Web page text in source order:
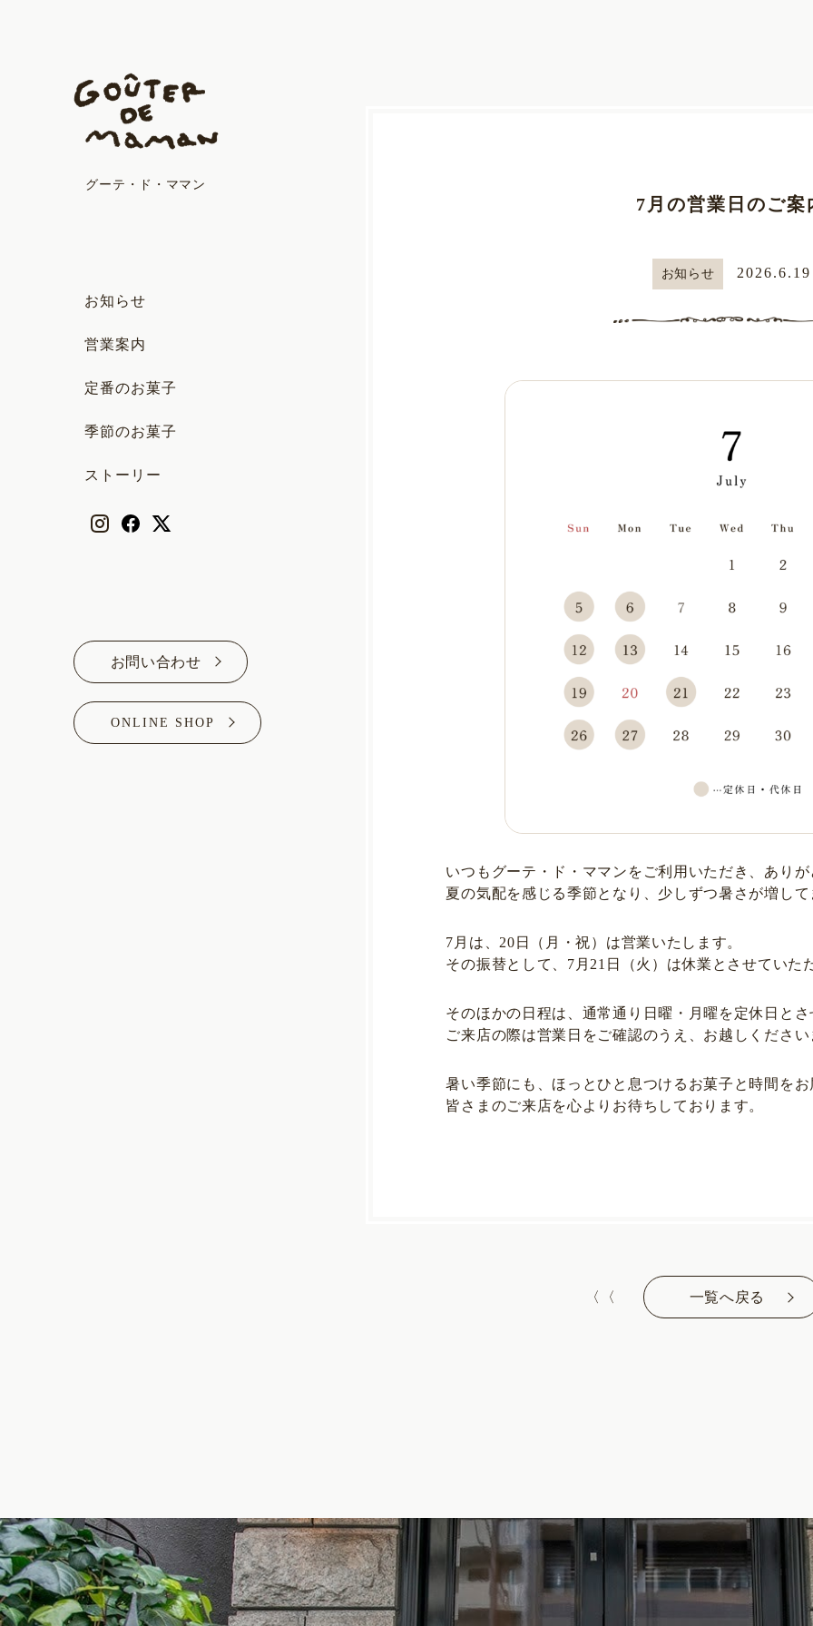
グーテ・ド・ママン
お知らせ
営業案内
定番のお菓子
季節のお菓子
ストーリー
お問い合わせ
ONLINE SHOP
7月の営業日のご案
お知らせ 2026.6.19
いつもグーテ・ド・ママンをご利用いただき、あり
夏の気配を感じる季節となり、少しずつ暑さが増し
7月は、20日（月・祝）は営業いたします。
その振替として、7月21日（火）は休業とさせていた
そのほかの日程は、通常通り日曜・月曜を定休日と
ご来店の際は営業日をご確認のうえ、お越しくださ
暑い季節にも、ほっとひと息つけるお菓子と時間を
皆さまのご来店を心よりお待ちしております。
〈〈 一覧へ戻る